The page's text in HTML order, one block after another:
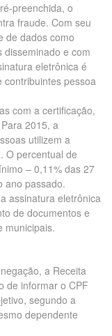
preenchida, o
fraude. Com seu
de dados como
disseminado e com
eletrônica é
contribuintes pessoa
com a certificação,
2015, a
utilizem a
O percentual de
– 0,11% das 27
ano passado.
assinatura eletrônica
de documentos e
municipais.
a Receita
de informar o CPF
segundo a
dependente